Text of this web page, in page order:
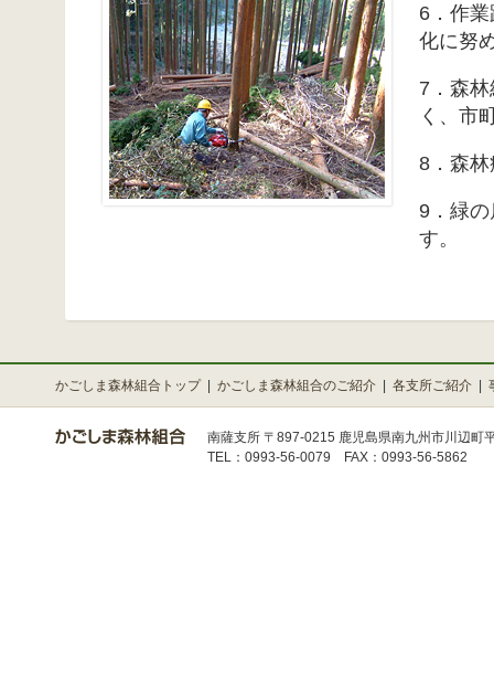
6．作
化に努
7．森
く、市
8．森
9．緑
す。
かごしま森林組合トップ| かごしま森林組合のご紹介 各支所ご紹介
南薩支所 〒897-0215 鹿児島県南九州市川辺町
TEL：0993-56-0079 FAX：0993-56-5862